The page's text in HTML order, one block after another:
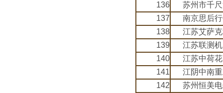
136
苏州市千
137
南京思后
138
江苏艾萨
139
江苏联测
140
江苏中荷
141
江阴中南
142
苏州恒美